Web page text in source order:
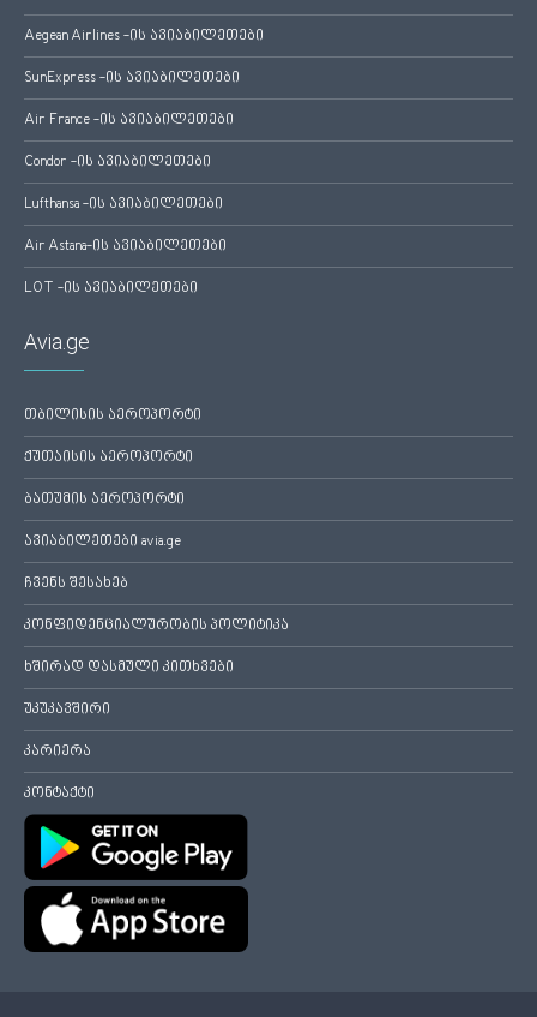
Aegean Airlines -ის ავიაბილეთები
SunExpress -ის ავიაბილეთები
Air France -ის ავიაბილეთები
Condor -ის ავიაბილეთები
Lufthansa -ის ავიაბილეთები
Air Astana-ის ავიაბილეთები
LOT -ის ავიაბილეთები
Avia.ge
თბილისის აეროპორტი
ქუთაისის აეროპორტი
ბათუმის აეროპორტი
ავიაბილეთები avia.ge
ჩვენს შესახებ
კონფიდენციალურობის პოლიტიკა
ხშირად დასმული კითხვები
უკუკავშირი
კარიერა
კონტაქტი